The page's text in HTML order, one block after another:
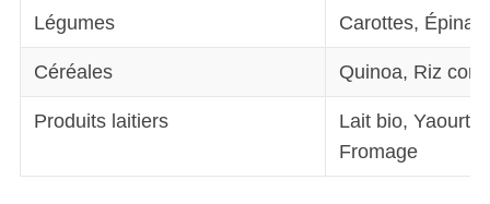
Légumes Carottes,
Céréales Quinoa, Riz
Produits laitiers
Lait bio, Yaourt
Fromage